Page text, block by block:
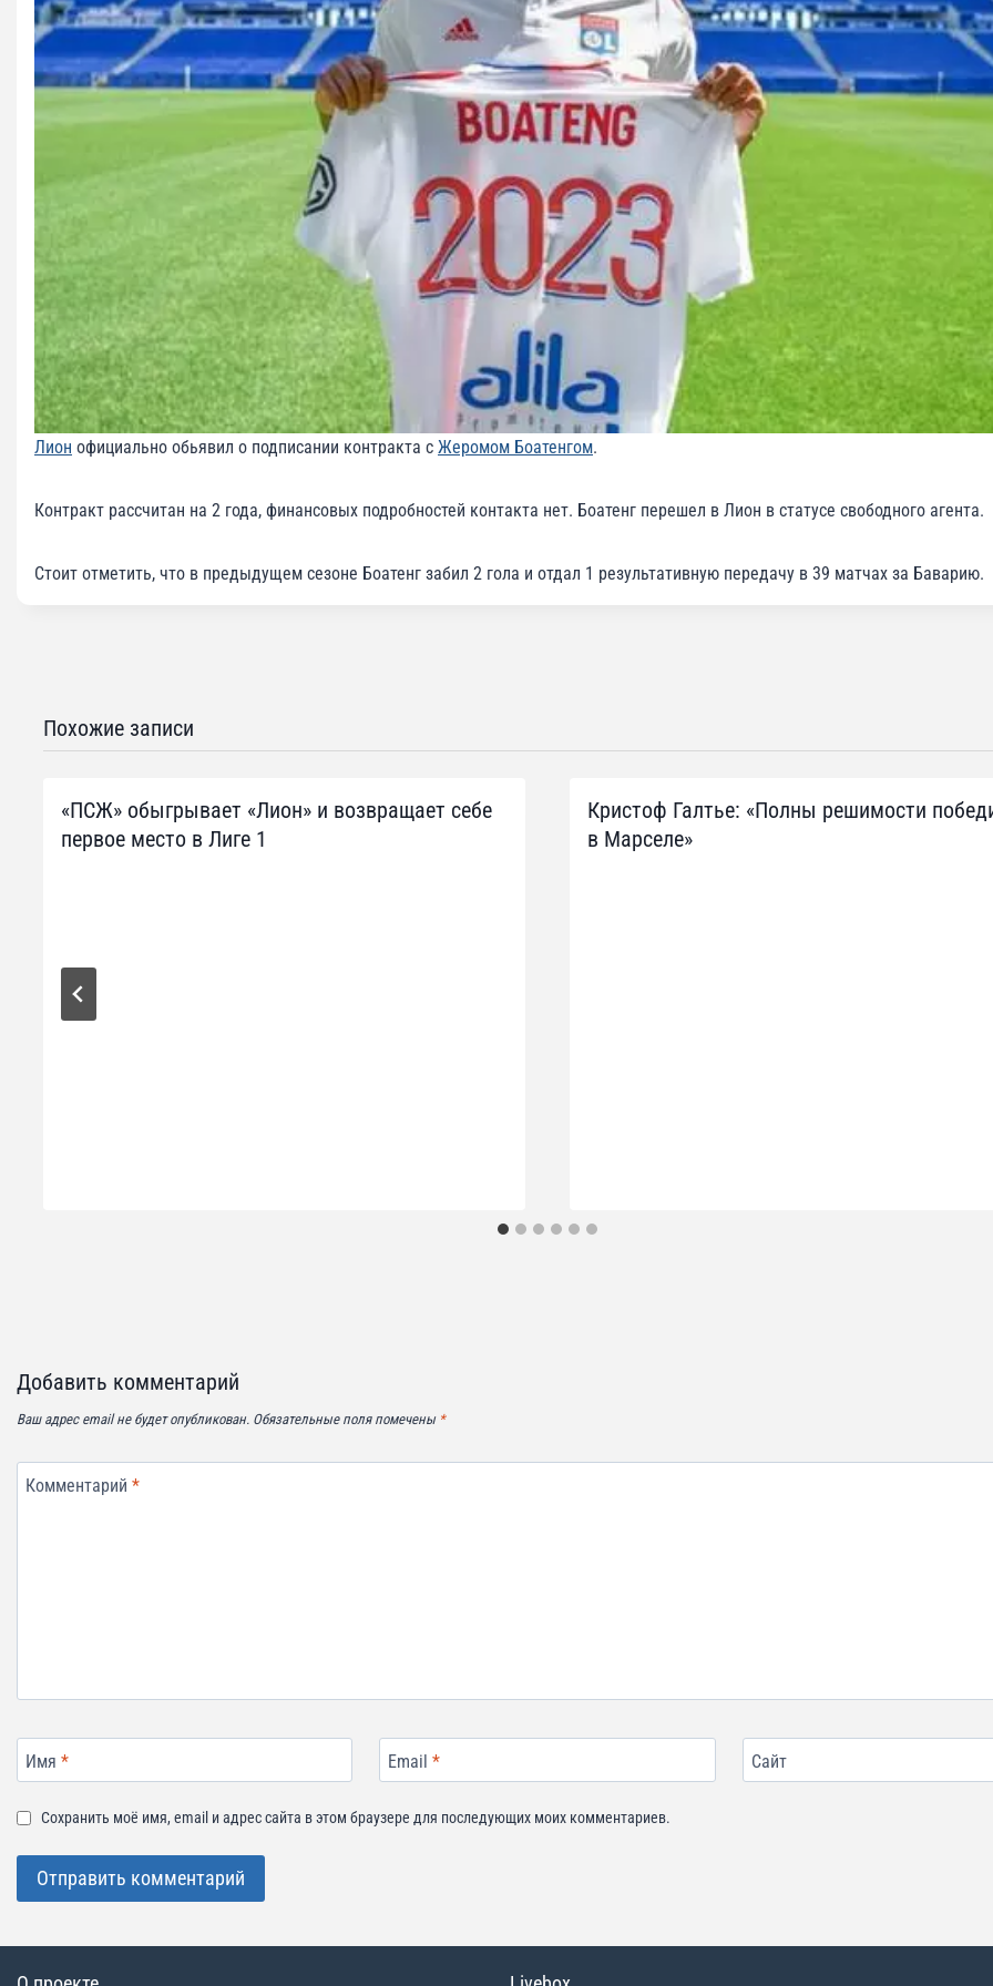
Лион официально обьявил о подписании контракта с Жеромом Боатенгом.
Контракт рассчитан на 2 года, финансовых подробностей контакта нет. Боатенг перешел в Лион в статусе свободного агента.
Стоит отметить, что в предыдущем сезоне Боатенг забил 2 гола и отдал 1 результативную передачу в 39 матчах за Баварию.
Похожие записи
«ПСЖ» обыгрывает «Лион» и возвращает себе
первое место в Лиге 1
Кристоф Галтье: «Полны решимости
в Марселе»
Добавить комментарий
Ваш адрес email не будет опубликован. Обязательные поля помечены *
Комментарий *
Имя * Email* Сайт
Сохранить моё имя, email и адрес сайта в этом браузере для последующих моих комментариев.